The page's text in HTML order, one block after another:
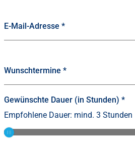
E-Mail-Adresse *
Wunschtermine *
Gewünschte Dauer (in Stunden) *
Empfohlene Dauer: mind. 3 Stunden